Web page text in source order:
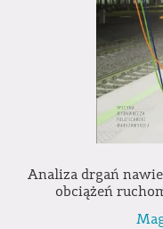
Analiza drgań
obciążeń